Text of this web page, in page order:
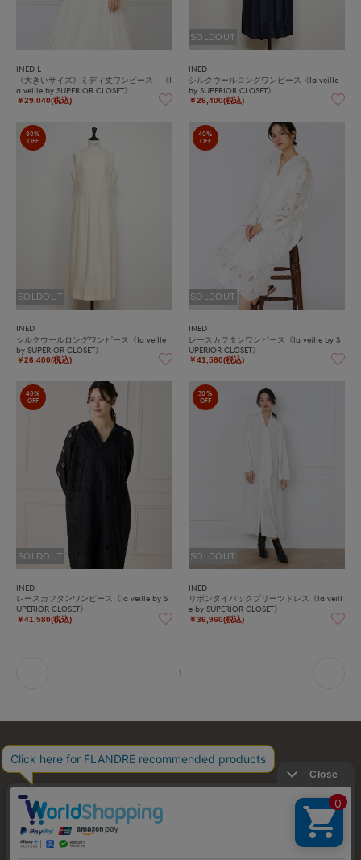
INED L
《大きいサイズ》ミディ丈ワンピース 《l
a veille by SUPERIOR CLOSET》
￥29,040(税込)
SOLDOUT
INED
シルクウールロングワンピース《la veille
by SUPERIOR CLOSET》
￥26,400(税込)
80%
OFF
SOLDOUT
INED
シルクウールロングワンピース《la veille
by SUPERIOR CLOSET》
￥26,400(税込)
40%
OFF
SOLDOUT
INED
レースカフタンワンピース《la veille by S
UPERIOR CLOSET》
￥41,580(税込)
40%
OFF
SOLDOUT
INED
レースカフタンワンピース《la veille by S
UPERIOR CLOSET》
￥41,580(税込)
30%
OFF
SOLDOUT
INED
リボンタイバックプリーツドレス《la veill
e by SUPERIOR CLOSET》
￥36,960(税込)
1
お問い合わせ 利用規約 プライバシーポリシー
特定商取引・古物営業法に基づく表示